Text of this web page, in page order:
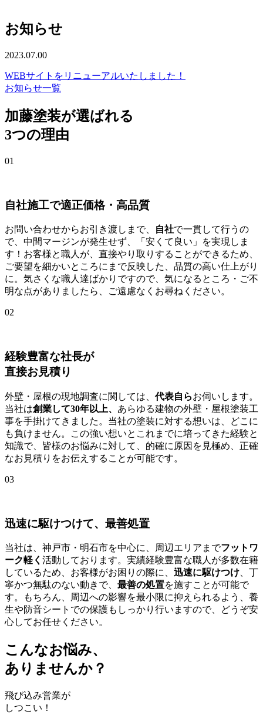
お知らせ
2023.07.00
WEBサイトをリニューアルいたしました！
お知らせ一覧
加藤塗装が選ばれる
3つの理由
01
自社施工で適正価格・高品質
お問い合わせからお引き渡しまで、 自社で一貫して行うの
で、中間マージンが発生せず、「安くて良い」を実現しま
す！お客様と職人が、直接やり取りすることができるため、
ご要望を細かいところにまで反映した、品質の高い仕上がり
に。気さくな職人達ばかりですので、気になるところ・ご不
明な点がありましたら、ご遠慮なくお尋ねください。
02
経験豊富な社長が
直接お見積り
外壁・屋根の現地調査に関しては、代表自らお伺いします。
当社は創業して30年以上、 あらゆる建物の外壁・屋根塗装工
事を手掛けてきました。当社の塗装に対する想いは、どこに
も負けません。この強い想いとこれまでに培ってきた経験と
知識で、皆様のお悩みに対して、的確に原因を見極め、正確
なお見積りをお伝えすることが可能です。
03
迅速に駆けつけて、最善処置
当社は、神戸市・明石市を中心に、周辺エリアまでフットワ
ーク軽く 活動しております。実績経験豊富な職人が多数在籍
しているため、お客様がお困りの際に、 迅速に駆けつけ 、丁
寧かつ無駄のない動きで、 最善の処置を施すことが可能で
す。もちろん、周辺への影響を最小限に抑えられるよう、養
生や防音シートでの保護もしっかり行いますので、どうぞ安
心してお任せください。
こんなお悩み、
ありませんか？
飛び込み営業が
しつこい！